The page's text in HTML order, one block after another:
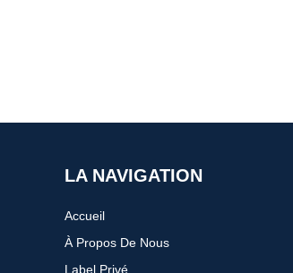
LA NAVIGATION
Accueil
À Propos De Nous
Label Privé